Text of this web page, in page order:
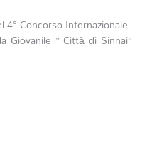
4° Concorso Internazionale
Giovanile ” Città di Sinnai”